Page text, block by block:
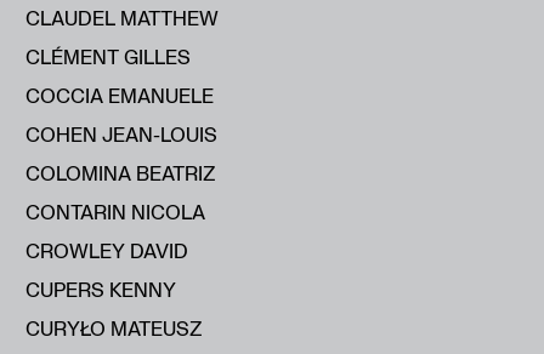
CLAUDEL MATTHEW
CLÉMENT GILLES
COCCIA EMANUELE
COHEN JEAN-LOUIS
COLOMINA BEATRIZ
CONTARIN NICOLA
CROWLEY DAVID
CUPERS KENNY
CURYŁO MATEUSZ